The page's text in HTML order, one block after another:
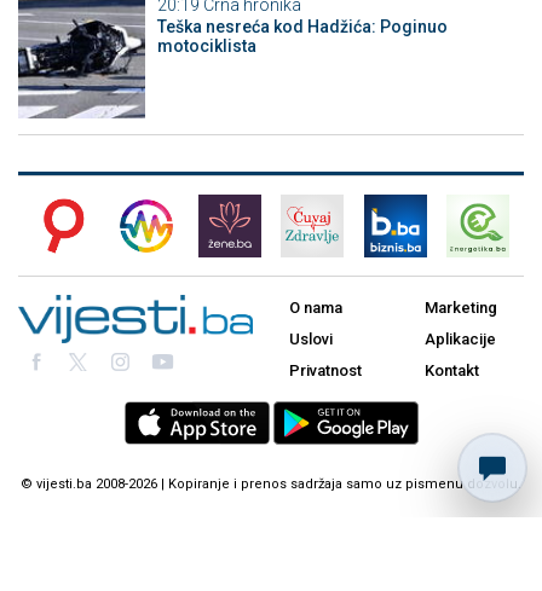
20:19 Crna hronika
Teška nesreća kod Hadžića: Poginuo
motociklista
O nama
Uslovi
Privatnost
Marketing
Aplikacije
Kontakt
© vijesti.ba 2008-2026 | Kopiranje i prenos sadržaja samo uz pismenu dozvolu.